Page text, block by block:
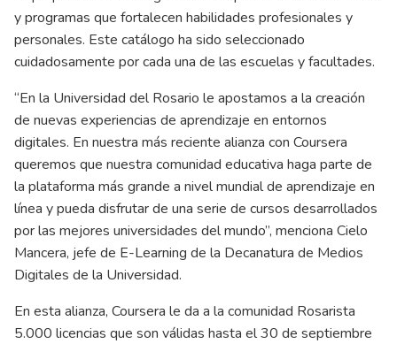
y programas que fortalecen habilidades profesionales y
personales. Este catálogo ha sido seleccionado
cuidadosamente por cada una de las escuelas y facultades.
“En la Universidad del Rosario le apostamos a la creación
de nuevas experiencias de aprendizaje en entornos
digitales. En nuestra más reciente alianza con Coursera
queremos que nuestra comunidad educativa haga parte de
la plataforma más grande a nivel mundial de aprendizaje en
línea y pueda disfrutar de una serie de cursos desarrollados
por las mejores universidades del mundo”, menciona Cielo
Mancera, jefe de E-Learning de la Decanatura de Medios
Digitales de la Universidad.
En esta alianza, Coursera le da a la comunidad Rosarista
5.000 licencias que son válidas hasta el 30 de septiembre